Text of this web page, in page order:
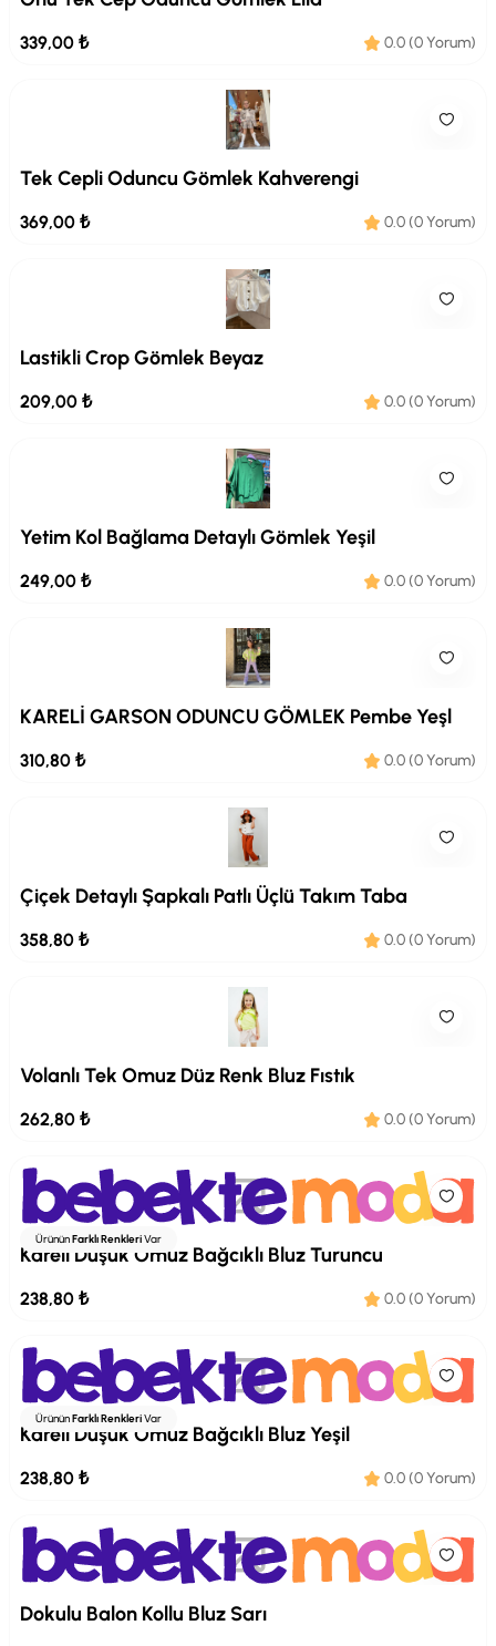
339,00 ₺ 0.0 (0 Yorum)
Tek Cepli Oduncu Gömlek Kahverengi
369,00 ₺ 0.0 (0 Yorum)
Lastikli Crop Gömlek Beyaz
209,00 ₺ 0.0 (0 Yorum)
Yetim Kol Bağlama Detaylı Gömlek Yeşil
249,00 ₺ 0.0 (0 Yorum)
KARELİ GARSON ODUNCU GÖMLEK Pembe Yeşl
310,80 ₺ 0.0 (0 Yorum)
Çiçek Detaylı Şapkalı Patlı Üçlü Takım Taba
358,80 ₺ 0.0 (0 Yorum)
Volanlı Tek Omuz Düz Renk Bluz Fıstık
262,80 ₺ 0.0 (0 Yorum)
ÜrününFarklı RenkleriVar
Kareli Düşük Omuz Bağcıklı Bluz Turuncu
238,80 ₺ 0.0 (0 Yorum)
ÜrününFarklı RenkleriVar
Kareli Düşük Omuz Bağcıklı Bluz Yeşil
238,80 ₺ 0.0 (0 Yorum)
Dokulu Balon Kollu Bluz Sarı